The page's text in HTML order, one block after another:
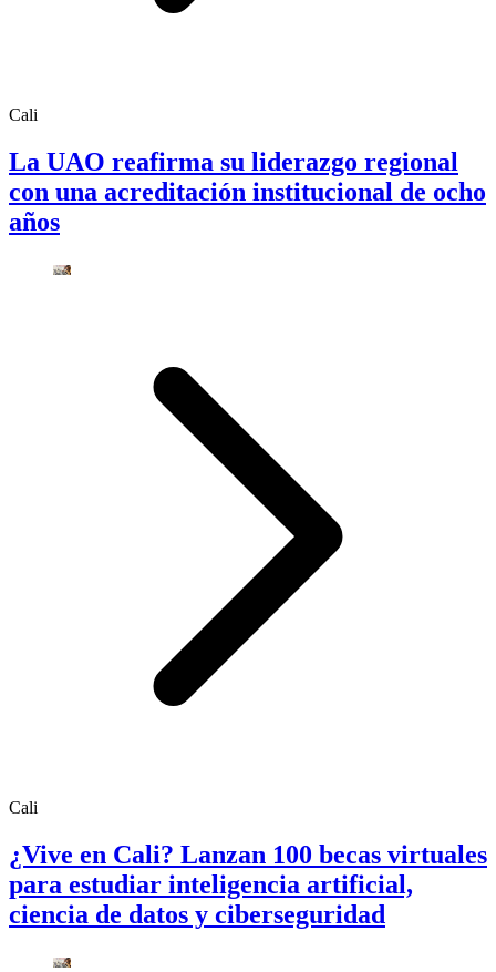
Cali
La UAO reafirma su liderazgo regional
con una acreditación institucional de ocho
años
Cali
¿Vive en Cali? Lanzan 100 becas virtuales
para estudiar inteligencia artificial,
ciencia de datos y ciberseguridad